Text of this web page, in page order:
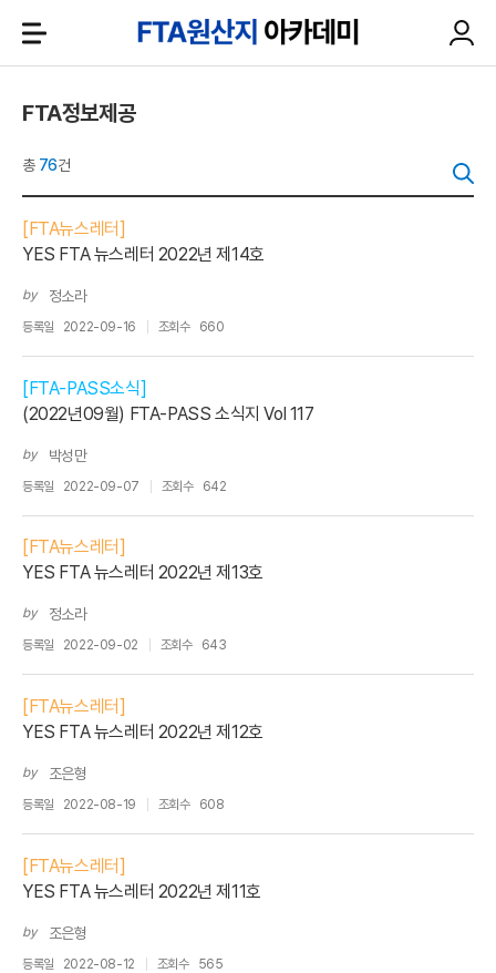
FTA정보제공
총 76건
[FTA뉴스레터]
YES FTA 뉴스레터 2022년 제14호
by 정소라
등록일 2022-09-16 조회수 660
[FTA-PASS소식]
(2022년09월) FTA-PASS 소식지 Vol 117
by 박성만
등록일 2022-09-07 조회수 642
[FTA뉴스레터]
YES FTA 뉴스레터 2022년 제13호
by 정소라
등록일 2022-09-02 조회수 643
[FTA뉴스레터]
YES FTA 뉴스레터 2022년 제12호
by 조은형
등록일 2022-08-19 조회수 608
[FTA뉴스레터]
YES FTA 뉴스레터 2022년 제11호
by 조은형
등록일 2022-08-12 조회수 565